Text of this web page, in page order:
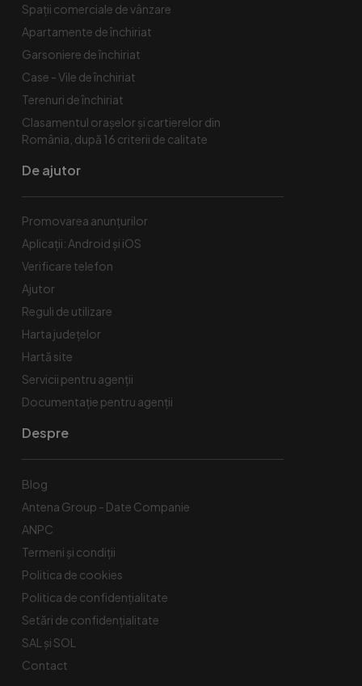
Spaţii comerciale de vânzare
Apartamente de închiriat
Garsoniere de închiriat
Case - Vile de închiriat
Terenuri de închiriat
Clasamentul orașelor și cartierelor din
România, după 16 criterii de calitate
De ajutor
Promovarea anunțurilor
Aplicații: Android și iOS
Verificare telefon
Ajutor
Reguli de utilizare
Harta județelor
Hartă site
Servicii pentru agenții
Documentație pentru agenții
Despre
Blog
Antena Group - Date Companie
ANPC
Termeni și condiții
Politica de cookies
Politica de confidențialitate
Setări de confidențialitate
SAL și SOL
Contact